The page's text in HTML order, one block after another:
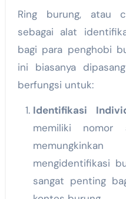
Ring burung, atau
sebagai alat
bagi para penghobi
ini biasanya
berfungsi untuk:
Identifikasi
memiliki
mengidentifikasi
sangat penting